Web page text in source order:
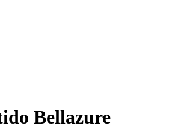
Bellazure